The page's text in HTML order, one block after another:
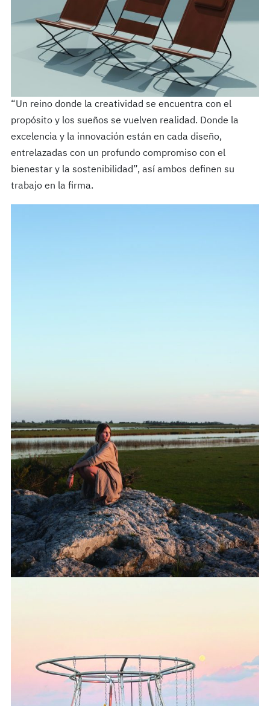
“Un reino donde la creatividad se encuentra con el
propósito y los sueños se vuelven realidad. Donde la
excelencia y la innovación están en cada diseño,
entrelazadas con un profundo compromiso con el
bienestar y la sostenibilidad”, así ambos definen su
trabajo en la firma.